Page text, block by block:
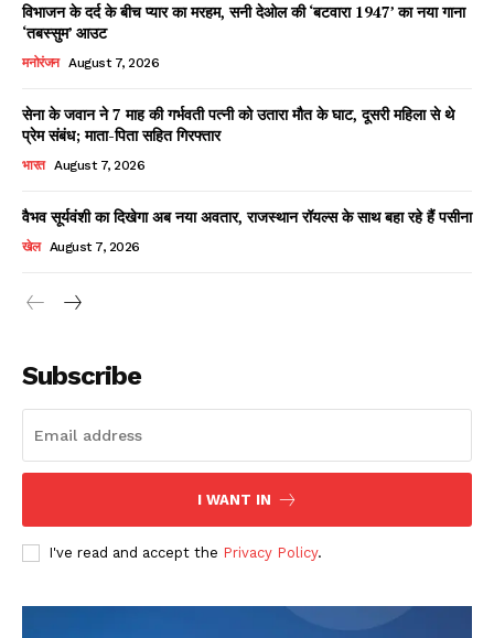
विभाजन के दर्द के बीच प्यार का मरहम, सनी देओल की ‘बटवारा 1947’ का नया गाना
‘तबस्सुम’ आउट
मनोरंजन August 7, 2026
सेना के जवान ने 7 माह की गर्भवती पत्नी को उतारा मौत के घाट, दूसरी महिला से थे
प्रेम संबंध; माता-पिता सहित गिरफ्तार
भारत August 7, 2026
वैभव सूर्यवंशी का दिखेगा अब नया अवतार, राजस्थान रॉयल्स के साथ बहा रहे हैं पसीना
खेल August 7, 2026
Subscribe
I WANT IN
I've read and accept the Privacy Policy.